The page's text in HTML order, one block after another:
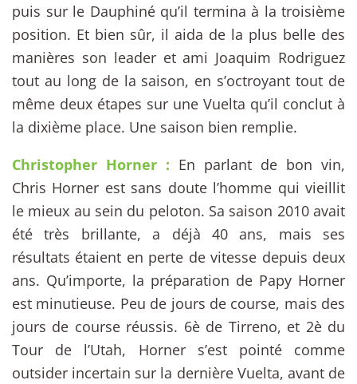
puis sur le Dauphiné qu’il termina à la troisième
position. Et bien sûr, il aida de la plus belle des
manières son leader et ami Joaquim Rodriguez
tout au long de la saison, en s’octroyant tout de
même deux étapes sur une Vuelta qu’il conclut à
la dixième place. Une saison bien remplie.
Christopher Horner : En parlant de bon vin,
Chris Horner est sans doute l’homme qui vieillit
le mieux au sein du peloton. Sa saison 2010 avait
été très brillante, a déjà 40 ans, mais ses
résultats étaient en perte de vitesse depuis deux
ans. Qu’importe, la préparation de Papy Horner
est minutieuse. Peu de jours de course, mais des
jours de course réussis. 6è de Tirreno, et 2è du
Tour de l’Utah, Horner s’est pointé comme
outsider incertain sur la dernière Vuelta, avant de